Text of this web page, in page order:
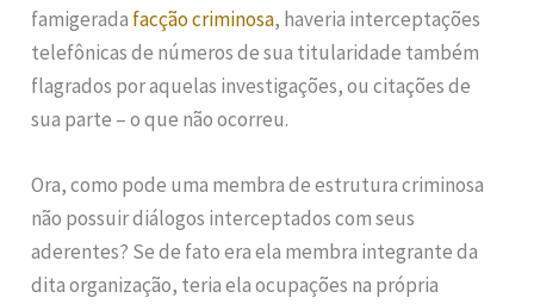
famigerada facção criminosa, haveria interceptações
telefônicas de números de sua titularidade também
flagrados por aquelas investigações, ou citações de
sua parte – o que não ocorreu.
Ora, como pode uma membra de estrutura criminosa
não possuir diálogos interceptados com seus
aderentes? Se de fato era ela membra integrante da
dita organização, teria ela ocupações na própria